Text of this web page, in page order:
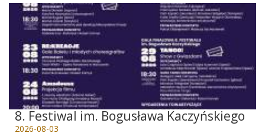
8. Festiwal im. Bogusława Kaczyńskiego
2026-08-03